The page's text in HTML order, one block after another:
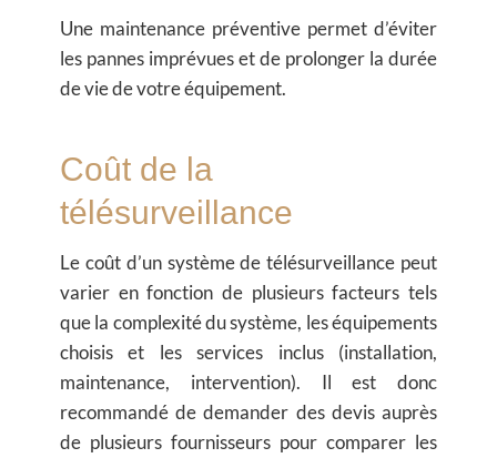
Une maintenance préventive permet d’éviter
les pannes imprévues et de prolonger la durée
de vie de votre équipement.
Coût de la
télésurveillance
Le coût d’un système de télésurveillance peut
varier en fonction de plusieurs facteurs tels
que la complexité du système, les équipements
choisis et les services inclus (installation,
maintenance, intervention). Il est donc
recommandé de demander des devis auprès
de plusieurs fournisseurs pour comparer les